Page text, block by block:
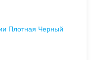
Плотная Черный